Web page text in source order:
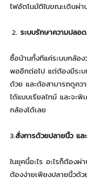
ไฟอัตโนมัติในขณะเดินผ่า
ระบบรักษาความปลอ
ซื้อบ้านทั้งทีแค่ระบบกล้อง
พออีกต่อไป แต่ต้องมีระ
ด้วย และต้อสามารถดูคว
ได้แบบเรียลไทม์ และจะ
กล้องได้เลย
3.สั่งการด้วยปลายนิ้ว แ
ในยุคนี้อะไร อะไรก็ต้อง
ต้องง่ายเพียงปลายนิ้วด้